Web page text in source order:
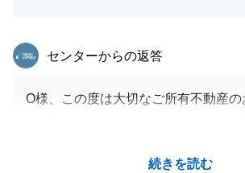
続きを読む
東急リバブル
センターからの返答
O様、この度は大切なご所有不動産の
ご相続に伴い、ご不明点・疑問等も